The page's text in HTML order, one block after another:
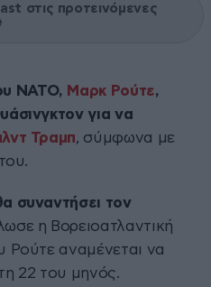
στις προτεινόμενες
ΝΑΤΟ, Μαρκ Ρούτε,
για να
Τραμπ, σύμφωνα με
συναντήσει τον
η Βορειοατλαντική
Ρούτε αναμένεται να
22 του μηνός.